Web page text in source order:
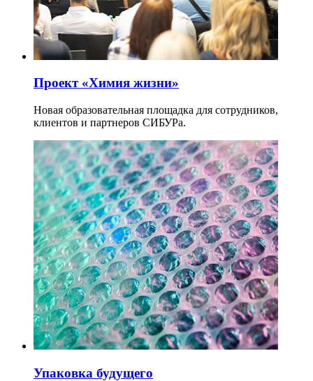
Проект «Химия жизни»
Новая образовательная площадка для сотрудников,
клиентов и партнеров СИБУРа.
Упаковка будущего